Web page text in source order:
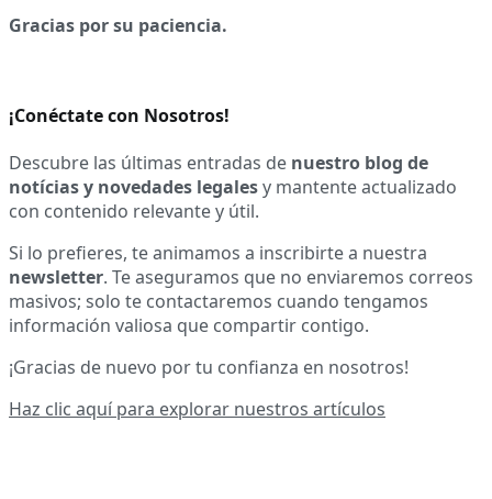
Gracias por su paciencia.
¡Conéctate con Nosotros!
Descubre las últimas entradas de nuestro blog de
notícias y novedades legalesy mantente actualizado
con contenido relevante y útil.
Si lo prefieres, te animamos a inscribirte a nuestra
newsletter. Te aseguramos que no enviaremos correos
masivos; solo te contactaremos cuando tengamos
información valiosa que compartir contigo.
¡Gracias de nuevo por tu confianza en nosotros!
Haz clic aquí para explorar nuestros artículos